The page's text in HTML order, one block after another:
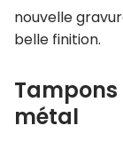
nouvelle
belle finition.
métal